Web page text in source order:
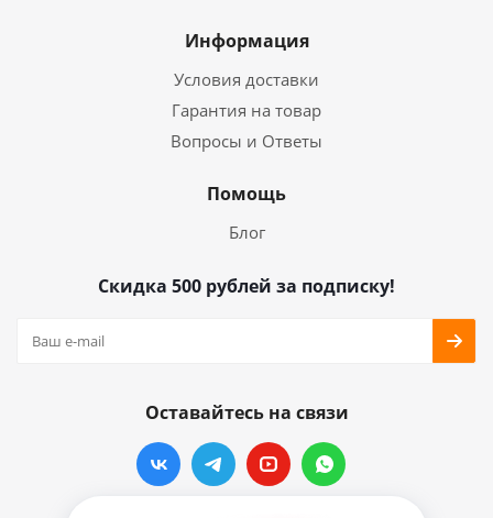
Информация
Условия доставки
Гарантия на товар
Вопросы и Ответы
Помощь
Блог
Скидка 500 рублей за подписку!
Оставайтесь на связи